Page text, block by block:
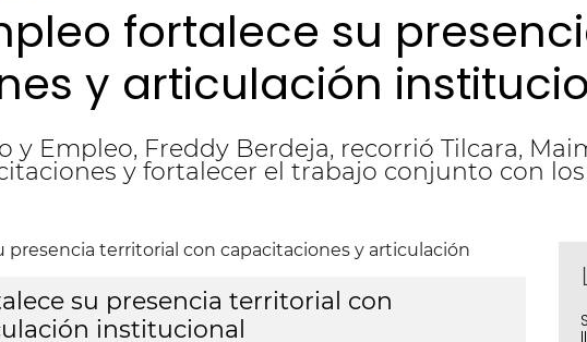
fortalece su
y articulación
y Empleo, Freddy Berdeja, recorrió Tilcara,
y fortalecer el trabajo conjunto con
su presencia territorial con
institucional